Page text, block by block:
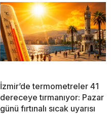
İzmir’de termometreler 41
dereceye tırmanıyor: Pazar
günü fırtınalı sıcak uyarısı